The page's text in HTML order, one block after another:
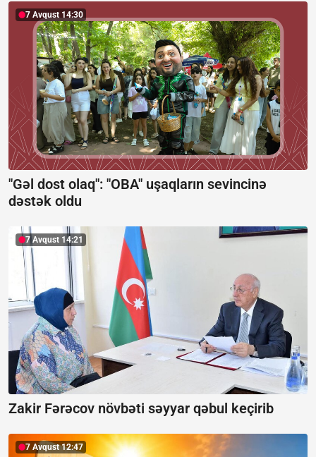
7 Avqust 14:30
"Gəl dost olaq": "OBA" uşaqların sevincinə
dəstək oldu
7 Avqust 14:21
Zakir Fərəcov növbəti səyyar qəbul keçirib
7 Avqust 12:47